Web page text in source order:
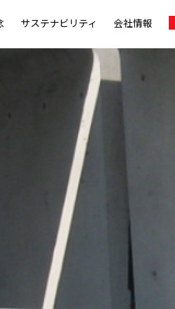
サステナビリティ 会社情報